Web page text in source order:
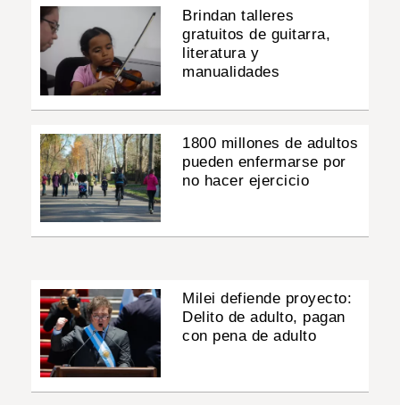
Brindan talleres
gratuitos de guitarra,
literatura y
manualidades
1800 millones de adultos
pueden enfermarse por
no hacer ejercicio
Milei defiende proyecto:
Delito de adulto, pagan
con pena de adulto